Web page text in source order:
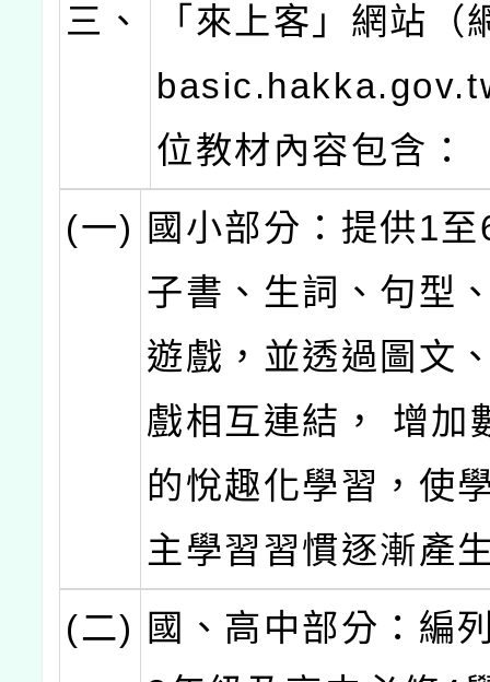
三、
「來上客」網站（
位教材內容包含：
(一) 國小部分：提供1
子書、生詞、句型
遊戲，並透過圖文
戲相互連結， 增加
的悅趣化學習，使
主學習習慣逐漸產
(二) 國、高中部分：編